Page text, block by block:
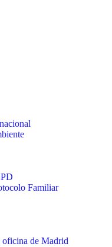
Familiar
oficina de Madrid